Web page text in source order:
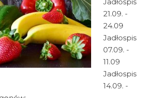
Jadłospis
21.09. -
24.09
Jadłospis
07.09. -
11.09
Jadłospis
14.09. -